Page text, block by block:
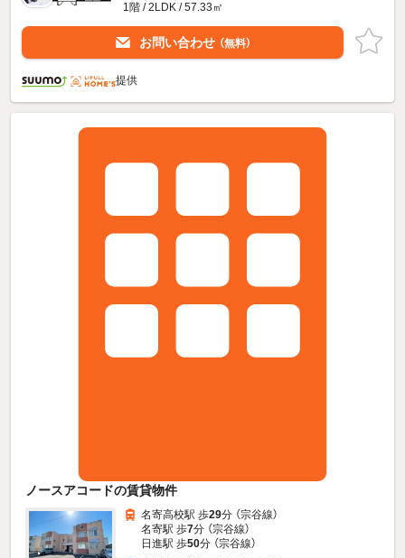
1階 / 2LDK / 57.33㎡
お問い合わせ （無料）
提供
ノースアコードの賃貸物件
名寄高校駅 歩29分 （宗谷線）
名寄駅 歩7分 （宗谷線）
日進駅 歩50分 （宗谷線）